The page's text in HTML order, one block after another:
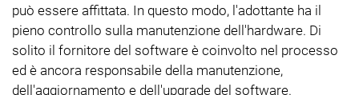
può essere affittata. In questo modo, l'adottante ha il
pieno controllo sulla manutenzione dell'hardware. Di
solito il fornitore del software è coinvolto nel processo
ed è ancora responsabile della manutenzione,
dell'aggiornamento e dell'upgrade del software.